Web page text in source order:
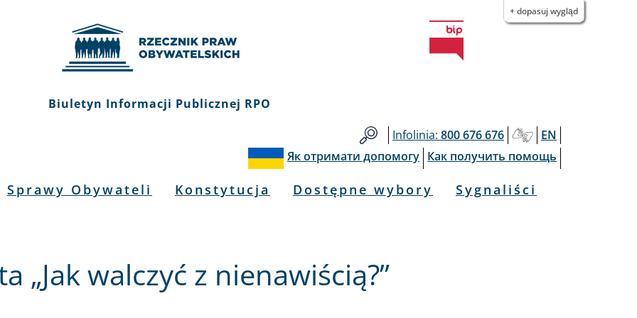
+ dopasuj wygląd
Biuletyn Informacji Publicznej RPO
Infolinia: 800 676 676
EN
Як отримати допомогу Как получить помощь
Sprawy Obywateli Konstytucja Dostępne wybory Sygnaliści
„Jak walczyć z nienawiścią?”